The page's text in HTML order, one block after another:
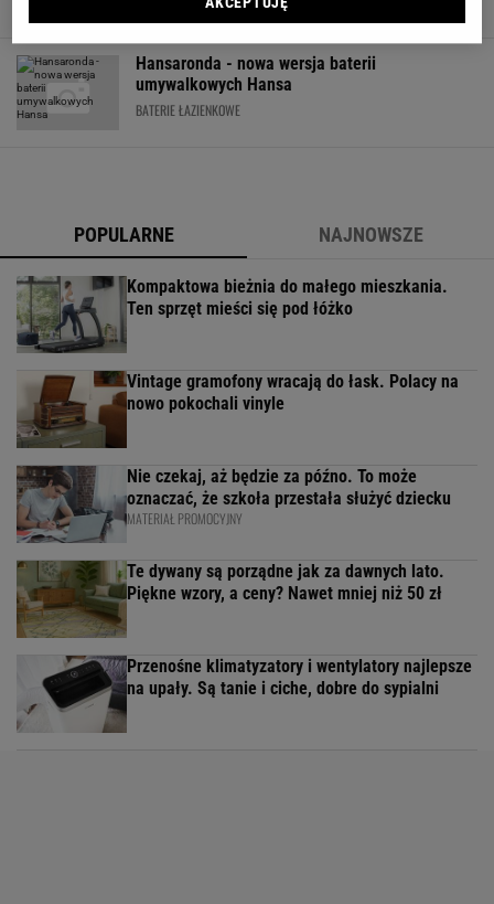
Hansaronda - nowa wersja baterii
umywalkowych Hansa
BATERIE ŁAZIENKOWE
POPULARNE NAJNOWSZE
Kompaktowa bieżnia do małego mieszkania.
Ten sprzęt mieści się pod łóżko
Vintage gramofony wracają do łask. Polacy na
nowo pokochali vinyle
Nie czekaj, aż będzie za późno. To może
oznaczać, że szkoła przestała służyć dziecku
MATERIAŁ PROMOCYJNY
Te dywany są porządne jak za dawnych lato.
Piękne wzory, a ceny? Nawet mniej niż 50 zł
Przenośne klimatyzatory i wentylatory najlepsze
na upały. Są tanie i ciche, dobre do sypialni